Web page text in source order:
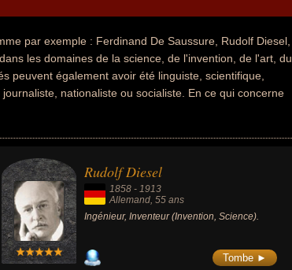
par exemple : Ferdinand De Saussure, Rudolf Diesel,
les domaines de la science, de l'invention, de l'art, du
peuvent également avoir été linguiste, scientifique,
nationaliste ou socialiste. En ce qui concerne
Rudolf Diesel
1858 -1913
Allemand, 55 ans
Ingénieur, Inventeur (Invention, Science).
Tombe ►